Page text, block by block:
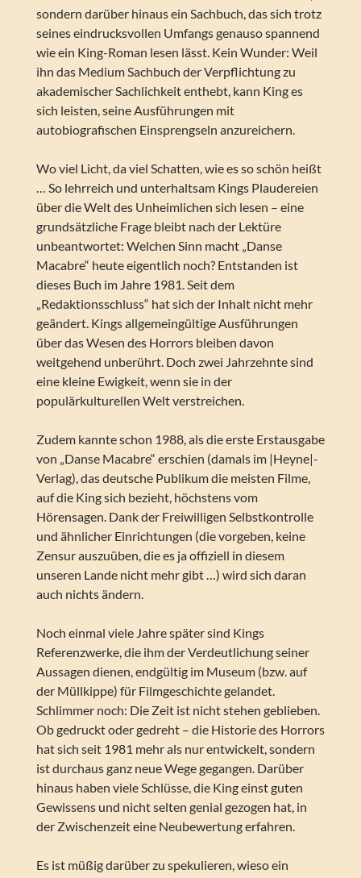
sondern darüber hinaus ein Sachbuch, das sich trotz
seines eindrucksvollen Umfangs genauso spannend
wie ein King-Roman lesen lässt. Kein Wunder: Weil
ihn das Medium Sachbuch der Verpflichtung zu
akademischer Sachlichkeit enthebt, kann King es
sich leisten, seine Ausführungen mit
autobiografischen Einsprengseln anzureichern.
Wo viel Licht, da viel Schatten, wie es so schön heißt
… So lehrreich und unterhaltsam Kings Plaudereien
über die Welt des Unheimlichen sich lesen – eine
grundsätzliche Frage bleibt nach der Lektüre
unbeantwortet: Welchen Sinn macht „Danse
Macabre“ heute eigentlich noch? Entstanden ist
dieses Buch im Jahre 1981. Seit dem
„Redaktionsschluss“ hat sich der Inhalt nicht mehr
geändert. Kings allgemeingültige Ausführungen
über das Wesen des Horrors bleiben davon
weitgehend unberührt. Doch zwei Jahrzehnte sind
eine kleine Ewigkeit, wenn sie in der
populärkulturellen Welt verstreichen.
Zudem kannte schon 1988, als die erste Erstausgabe
von „Danse Macabre“ erschien (damals im |Heyne|-
Verlag), das deutsche Publikum die meisten Filme,
auf die King sich bezieht, höchstens vom
Hörensagen. Dank der Freiwilligen Selbstkontrolle
und ähnlicher Einrichtungen (die vorgeben, keine
Zensur auszuüben, die es ja offiziell in diesem
unseren Lande nicht mehr gibt …) wird sich daran
auch nichts ändern.
Noch einmal viele Jahre später sind Kings
Referenzwerke, die ihm der Verdeutlichung seiner
Aussagen dienen, endgültig im Museum (bzw. auf
der Müllkippe) für Filmgeschichte gelandet.
Schlimmer noch: Die Zeit ist nicht stehen geblieben.
Ob gedruckt oder gedreht – die Historie des Horrors
hat sich seit 1981 mehr als nur entwickelt, sondern
ist durchaus ganz neue Wege gegangen. Darüber
hinaus haben viele Schlüsse, die King einst guten
Gewissens und nicht selten genial gezogen hat, in
der Zwischenzeit eine Neubewertung erfahren.
Es ist müßig darüber zu spekulieren, wieso ein